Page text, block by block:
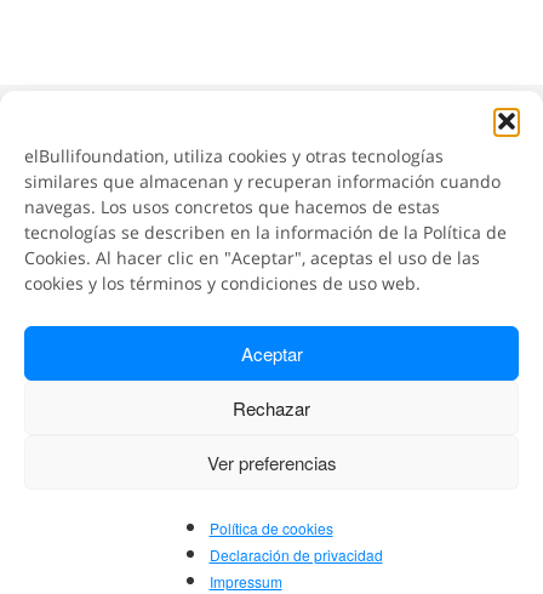
elBullifoundation, utiliza cookies y otras tecnologías
similares que almacenan y recuperan información cuando
navegas. Los usos concretos que hacemos de estas
tecnologías se describen en la información de la Política de
Cookies. Al hacer clic en "Aceptar", aceptas el uso de las
cookies y los términos y condiciones de uso web.
Aceptar
Rechazar
Ver preferencias
Política de cookies
Declaración de privacidad
Impressum
¿Quieres actualizar tus datos?
Envíanos un mail
© elBullifoundation, 2026